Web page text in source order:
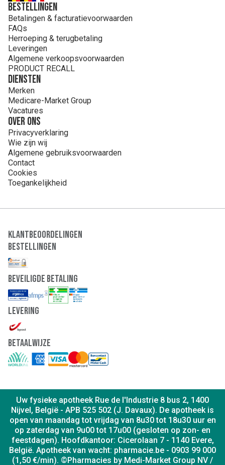
Bestellingen
Betalingen & facturatievoorwaarden
FAQs
Herroeping & terugbetaling
Leveringen
Algemene verkoopsvoorwaarden
PRODUCT RECALL
Diensten
Merken
Medicare-Market Group
Vacatures
Over ons
Privacyverklaring
Wie zijn wij
Algemene gebruiksvoorwaarden
Contact
Cookies
Toegankelijkheid
Klantbeoordelingen
Bestellingen
Beveiligde Betaling
Levering
Betaalwijze
Uw fysieke apotheek Rue de l'Industrie 8 bus 2, 1400
Nijvel, België - APB 525 502 (J. Davaux). De apotheek is
open van maandag tot vrijdag van 8u30 tot 18u30 uur en
op zaterdag van 9u00 tot 17u00 (gesloten op zon- en
feestdagen). Hoofdkantoor: Cicerolaan 7 - 1140 Evere,
België. Apotheek van wacht: pharmacie.be - 0903 99 000
(1,50 €/min). ©Pharmacies by Medi-Market Group NV /